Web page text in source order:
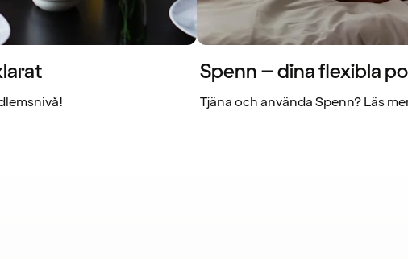
Spenn – dina flexibla
Tjäna och använda Spenn? Läs